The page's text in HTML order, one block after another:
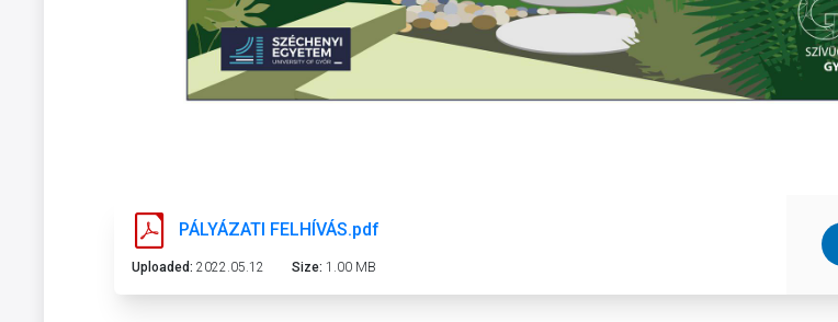
PÁLYÁZATI FELHÍVÁS.pdf
Uploaded: 2022.05.12 Size: 1.00 MB